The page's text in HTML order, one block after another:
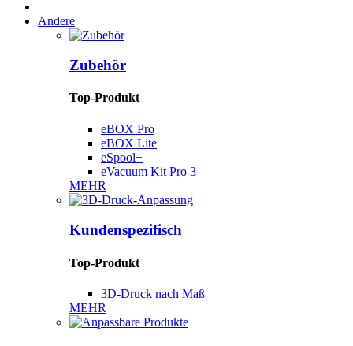
Andere
Zubehör
Top-Produkt
eBOX Pro
eBOX Lite
eSpool+
eVacuum Kit Pro 3
MEHR
Kundenspezifisch
Top-Produkt
3D-Druck nach Maß
MEHR